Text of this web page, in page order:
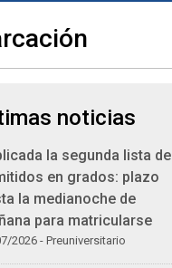
noticias
la segunda lista de
en grados: plazo
la medianoche de
para matricularse
2026 - Preuniversitario